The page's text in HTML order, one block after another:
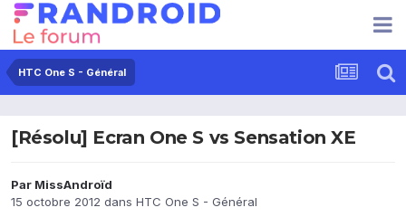
HTC One S - Général
[Résolu] Ecran One S vs Sensation XE
Par MissAndroïd
15 octobre 2012 dans HTC One S - Général